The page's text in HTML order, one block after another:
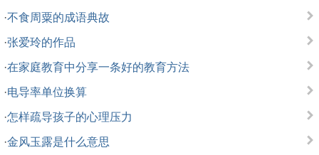
·不食周粟的成语典故
·张爱玲的作品
·在家庭教育中分享一条好的教育方法
·电导率单位换算
·怎样疏导孩子的心理压力
·金风玉露是什么意思